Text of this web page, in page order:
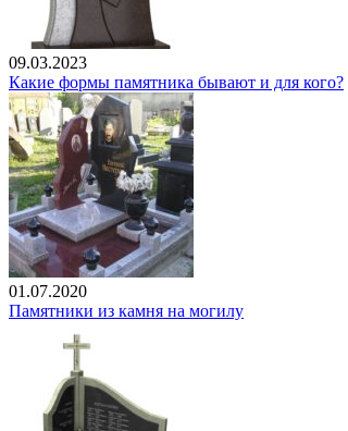
09.03.2023
Какие формы памятника бывают и для кого?
01.07.2020
Памятники из камня на могилу